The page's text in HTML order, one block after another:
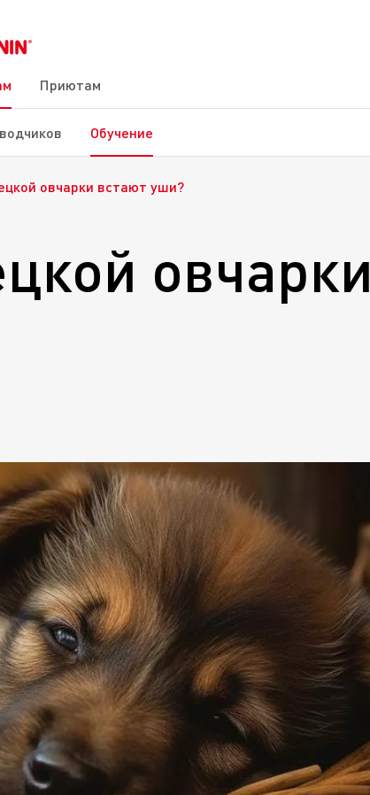
Приютам
Обучение
овчарки встают уши?
овчарки